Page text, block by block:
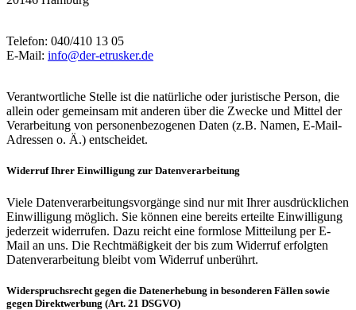
Telefon: 040/410 13 05
E-Mail: info@der-etrusker.de
Verantwortliche Stelle ist die natürliche oder juristische Person, die
allein oder gemeinsam mit anderen über die Zwecke und Mittel der
Verarbeitung von personenbezogenen Daten (z.B. Namen, E-Mail-
Adressen o. Ä.) entscheidet.
Widerruf Ihrer Einwilligung zur Datenverarbeitung
Viele Datenverarbeitungsvorgänge sind nur mit Ihrer ausdrücklichen
Einwilligung möglich. Sie können eine bereits erteilte Einwilligung
jederzeit widerrufen. Dazu reicht eine formlose Mitteilung per E-
Mail an uns. Die Rechtmäßigkeit der bis zum Widerruf erfolgten
Datenverarbeitung bleibt vom Widerruf unberührt.
Widerspruchsrecht gegen die Datenerhebung in besonderen Fällen sowie
gegen Direktwerbung (Art. 21 DSGVO)